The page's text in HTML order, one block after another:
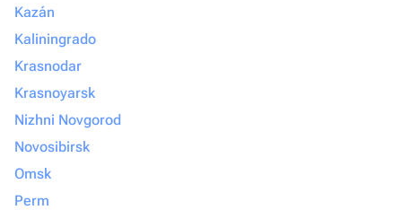
Kazán
Kaliningrado
Krasnodar
Krasnoyarsk
Nizhni Novgorod
Novosibirsk
Omsk
Perm